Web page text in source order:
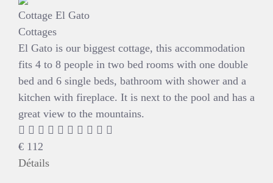
Cottage El Gato
Cottages
El Gato is our biggest cottage, this accommodation
fits 4 to 8 people in two bed rooms with one double
bed and 6 single beds, bathroom with shower and a
kitchen with fireplace. It is next to the pool and has a
great view to the mountains.
€ 112
Détails